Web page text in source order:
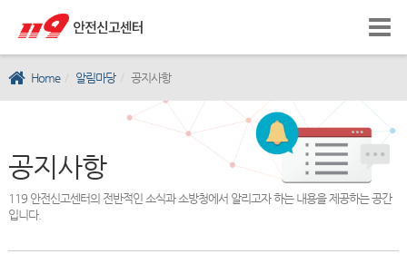
Home 알림마당 공지사항
공지사항
119 안전신고센터의 전반적인 소식과 소방청에서 알리고자 하는 내용을 제공하는 공간
입니다.